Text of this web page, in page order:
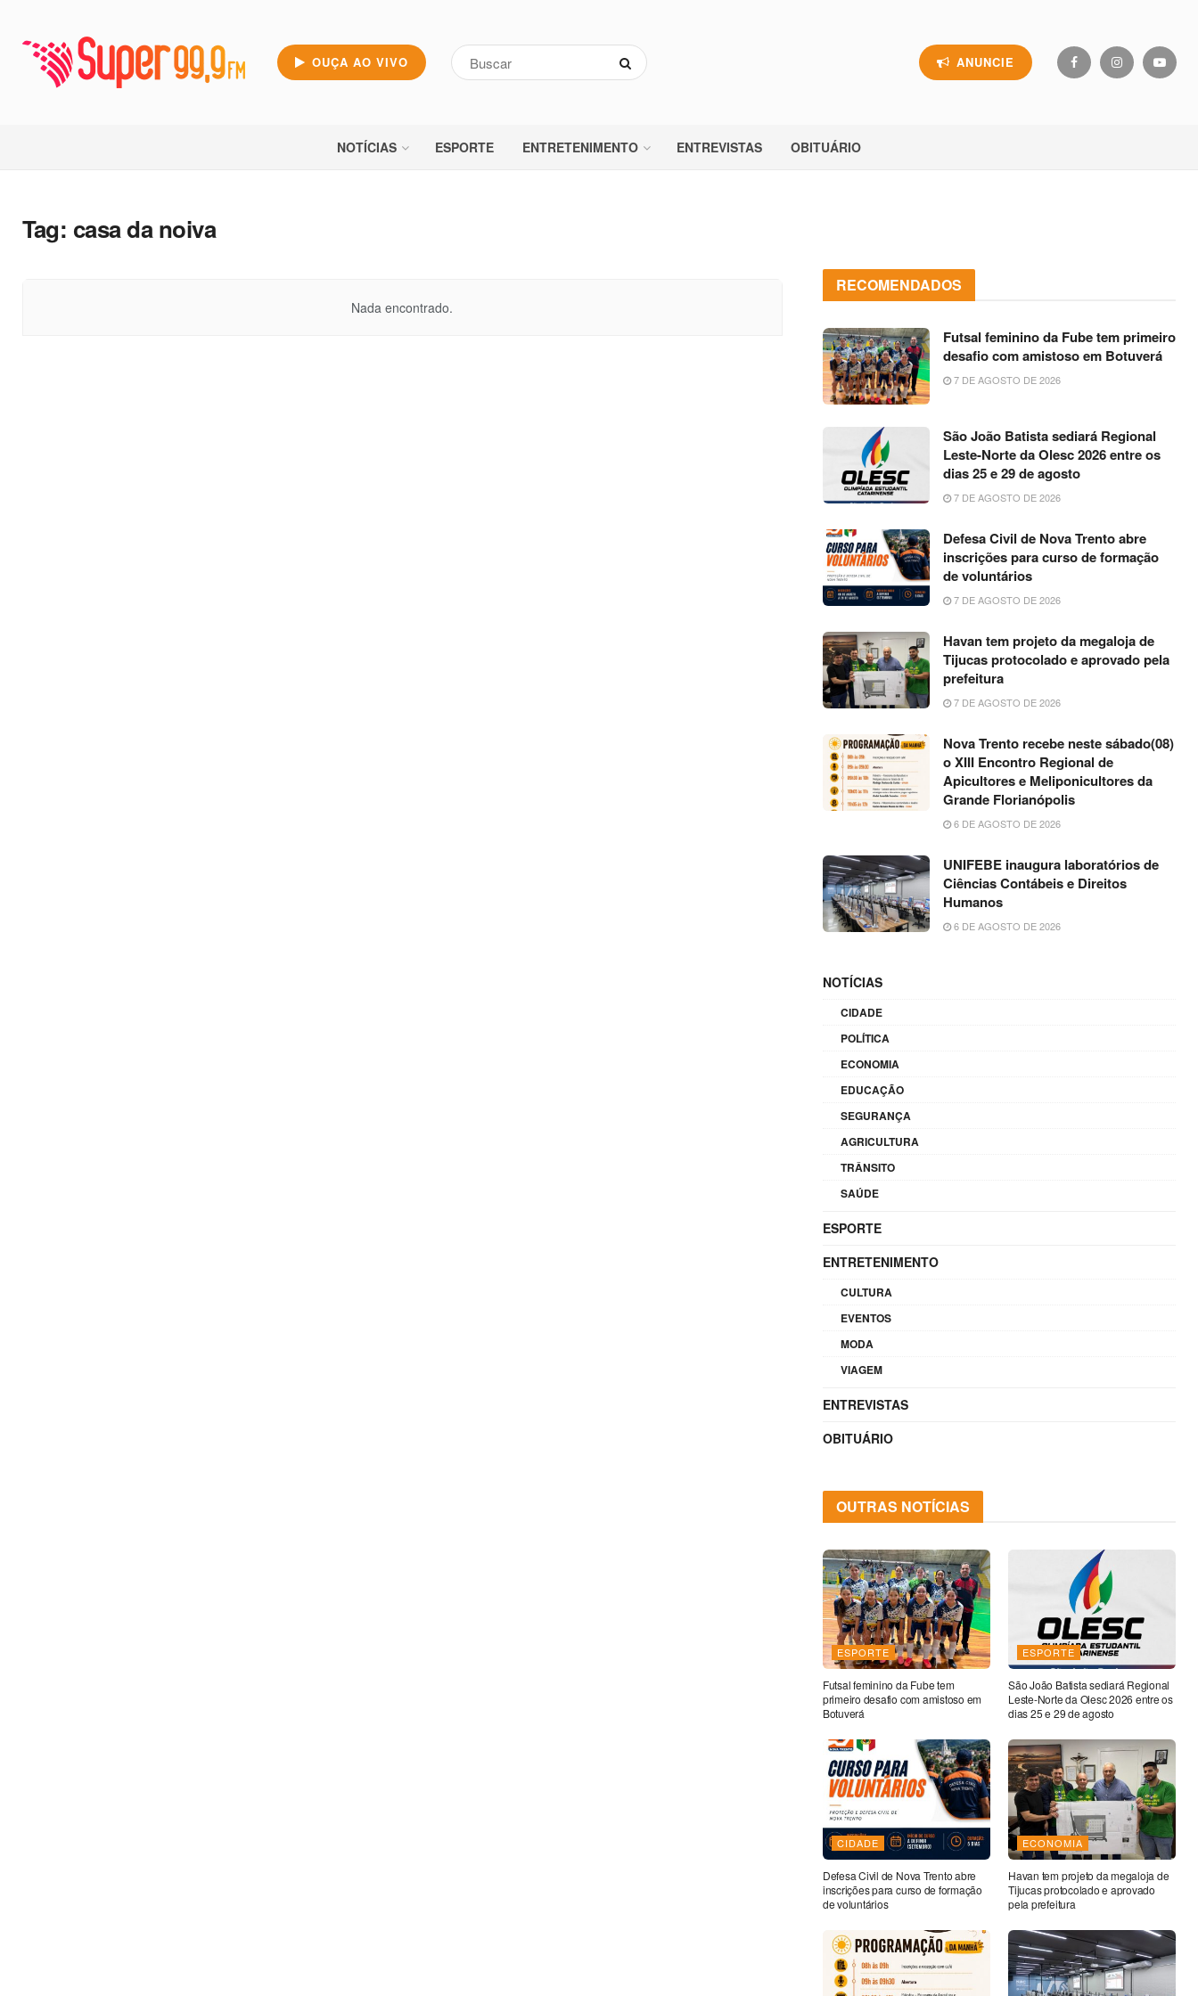
OUÇA AO VIVO ANUNCIE
NOTÍCIAS ESPORTE ENTRETENIMENTO ENTREVISTAS OBITUÁRIO
Tag: casa da noiva
Nada encontrado.
RECOMENDADOS
Futsal feminino da Fube tem primeiro
desafio com amistoso em Botuverá
7 DE AGOSTO DE 2026
São João Batista sediará Regional
Leste-Norte da Olesc 2026 entre os
dias 25 e 29 de agosto
7 DE AGOSTO DE 2026
Defesa Civil de Nova Trento abre
inscrições para curso de formação
de voluntários
7 DE AGOSTO DE 2026
Havan tem projeto da megaloja de
Tijucas protocolado e aprovado pela
prefeitura
7 DE AGOSTO DE 2026
Nova Trento recebe neste sábado(08)
o XIII Encontro Regional de
Apicultores e Meliponicultores da
Grande Florianópolis
6 DE AGOSTO DE 2026
UNIFEBE inaugura laboratórios de
Ciências Contábeis e Direitos
Humanos
6 DE AGOSTO DE 2026
NOTÍCIAS
CIDADE
POLÍTICA
ECONOMIA
EDUCAÇÃO
SEGURANÇA
AGRICULTURA
TRÂNSITO
SAÚDE
ESPORTE
ENTRETENIMENTO
CULTURA
EVENTOS
MODA
VIAGEM
ENTREVISTAS
OBITUÁRIO
OUTRAS NOTÍCIAS
ESPORTE
Futsal feminino da Fube tem
primeiro desafio com amistoso em
Botuverá
ESPORTE
São João Batista sediará Regional
Leste-Norte da Olesc 2026 entre os
dias 25 e 29 de agosto
CIDADE
Defesa Civil de Nova Trento abre
inscrições para curso de formação
de voluntários
ECONOMIA
Havan tem projeto da megaloja de
Tijucas protocolado e aprovado
pela prefeitura